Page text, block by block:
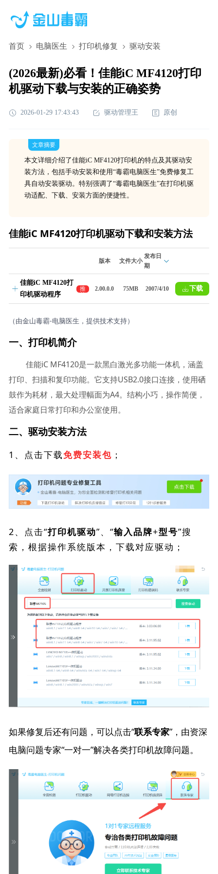
首页 电脑医生 打印机修复 驱动安装
(2026最新)必看！佳能iC MF4120打印
机驱动下载与安装的正确姿势
2026-01-29 17:43:43 驱动管理王 原创
文章摘要
本文详细介绍了佳能iC MF4120打印机的特点及其驱动安
装方法，包括手动安装和使用“毒霸电脑医生”免费修复工
具自动安装驱动。特别强调了“毒霸电脑医生”在打印机驱
动适配、下载、安装方面的便捷性。
佳能iC MF4120打印机驱动下载和安装方法
版本 文件大小
发布日
期
佳能iC MF4120打
印机驱动程序
推
荐
2.00.0.0 75MB 2007/4/10 下载
（由金山毒霸-电脑医生，提供技术支持）
一、打印机简介
佳能iC MF4120是一款黑白激光多功能一体机，涵盖
打印、扫描和复印功能。它支持USB2.0接口连接，使用硒
鼓作为耗材，最大处理幅面为A4。结构小巧，操作简便，
适合家庭日常打印和办公室使用。
二、驱动安装方法
1、点击下载免费安装包 ；
2、点击“打印机驱动”、“输入品牌+型号”搜
索，根据操作系统版本，下载对应驱动；
如果修复后还有问题，可以点击“联系专家”，由资深
电脑问题专家“一对一”解决各类打印机故障问题。